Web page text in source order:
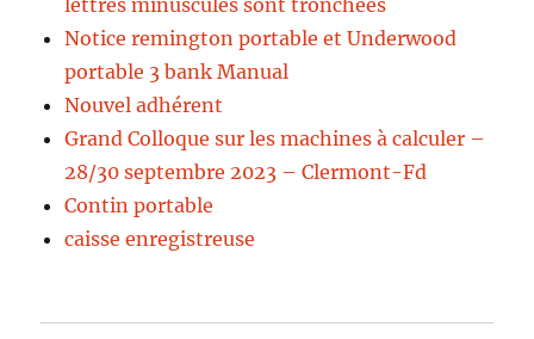
lettres minuscules sont tronchées
Notice remington portable et Underwood
portable 3 bank Manual
Nouvel adhérent
Grand Colloque sur les machines à calculer –
28/30 septembre 2023 – Clermont-Fd
Contin portable
caisse enregistreuse